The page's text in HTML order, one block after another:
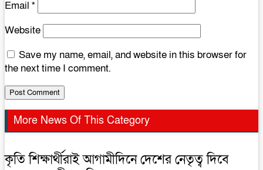
Email *
Website
Save my name, email, and website in this browser for
the next time I comment.
More News Of This Category
কৃতি শিক্ষার্থীরাই আগামীদিনে দেশের নেতৃত্ব দিবে